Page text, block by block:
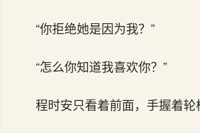
“你拒绝她是因为我？”
“怎么你知道我喜欢你？”
程时安只看着前面，手握着轮